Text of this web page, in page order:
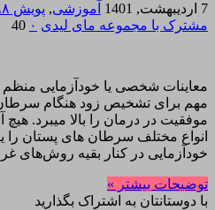
7 اردیبهشت, 1401 آموزشی, پویش ۱۳۹۸-پویش ملی
مشترک با مجموعه مای لیدی ۰ 40
معاینات شخصی یا خودآزمایی منظم
مهم برای تشخیص زود هنگام
موفقیت در درمان را بالا میبرد.
انواع مختلف سرطان های پستان را
خودآزمایی در کنار بقیه روش‌های
توضیحات بیشتر »
با دوستانتان به اشتراک بگذارید